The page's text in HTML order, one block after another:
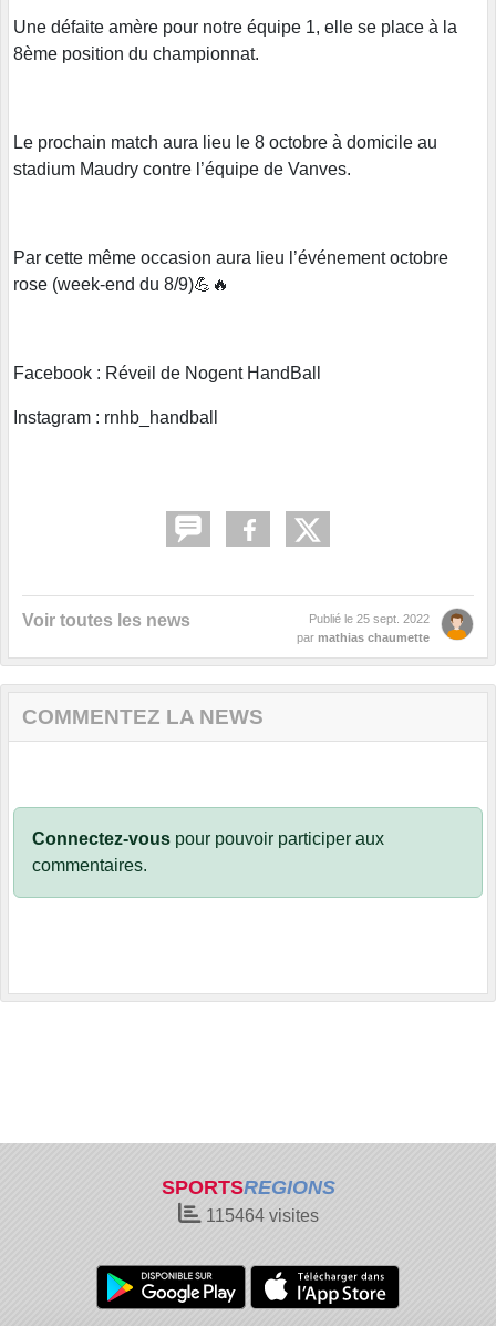
Une défaite amère pour notre équipe 1, elle se place à la
8ème position du championnat.
Le prochain match aura lieu le 8 octobre à domicile au
stadium Maudry contre l’équipe de Vanves.
Par cette même occasion aura lieu l’événement octobre
rose (week-end du 8/9)💪🔥
Facebook : Réveil de Nogent HandBall
Instagram : rnhb_handball
Voir toutes les news Publié le 25 sept. 2022
par mathias chaumette
COMMENTEZ LA NEWS
Connectez-vous pour pouvoir participer aux
commentaires.
SPORTSREGIONS
115464visites